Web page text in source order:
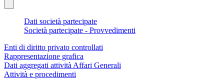
Dati società partecipate
Società partecipate - Provvedimenti
Enti di diritto privato controllati
Rappresentazione grafica
Dati aggregati attività Affari Generali
Attività e procedimenti